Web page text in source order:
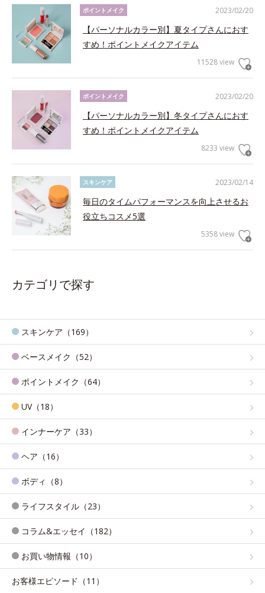
2023/02/20
ポイントメイク
【パーソナルカラー別】夏タイプさんにおす
すめ！ポイントメイクアイテム
11528 view
2023/02/20
ポイントメイク
【パーソナルカラー別】冬タイプさんにおす
すめ！ポイントメイクアイテム
8233 view
2023/02/14
スキンケア
毎日のタイムパフォーマンスを向上させるお
役立ちコスメ5選
5358 view
カテゴリで探す
スキンケア（169）
ベースメイク（52）
ポイントメイク（64）
UV（18）
インナーケア（33）
ヘア（16）
ボディ（8）
ライフスタイル（23）
コラム&エッセイ（182）
お買い物情報（10）
お客様エピソード（11）